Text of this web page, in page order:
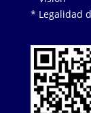
* Legalidad